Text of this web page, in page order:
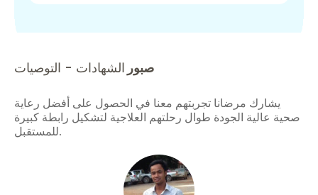
صبور الشهادات - التوصيات
يشارك مرضانا تجربتهم معنا في الحصول على أفضل رعاية
صحية عالية الجودة طوال رحلتهم العلاجية لتشكيل رابطة كبيرة
للمستقبل.